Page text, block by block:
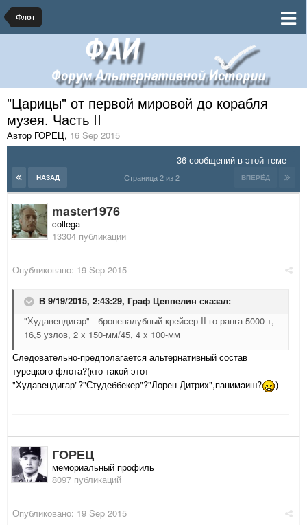
Флот
"Царицы" от первой мировой до корабля
музея. Часть II
Автор ГОРЕЦ, 16 Sep 2015
36 сообщений в этой теме
НАЗАД ВПЕРЁД
Страница 2 из 2
master1976
collega
13304 публикации
Опубликовано: 19 Sep 2015
В 9/19/2015, 2:43:29, Граф Цеппелин сказал:
"Худавендигар" - бронепалубный крейсер II-го ранга 5000 т,
16,5 узлов, 2 x 150-мм/45, 4 x 100-мм
Следовательно-предполагается альтернативный состав
турецкого флота?(кто такой этот
"Худавендигар"?"Студеббекер"?"Лорен-Дитрих",панимаиш?
)
ГОРЕЦ
мемориальный профиль
8097 публикаций
Опубликовано: 19 Sep 2015